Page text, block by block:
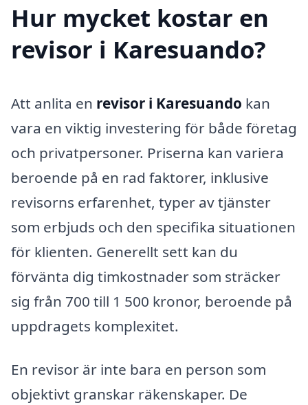
Hur mycket kostar en
revisor i Karesuando?
Att anlita en revisor i Karesuando kan
vara en viktig investering för både företag
och privatpersoner. Priserna kan variera
beroende på en rad faktorer, inklusive
revisorns erfarenhet, typer av tjänster
som erbjuds och den specifika situationen
för klienten. Generellt sett kan du
förvänta dig timkostnader som sträcker
sig från 700 till 1 500 kronor, beroende på
uppdragets komplexitet.
En revisor är inte bara en person som
objektivt granskar räkenskaper. De